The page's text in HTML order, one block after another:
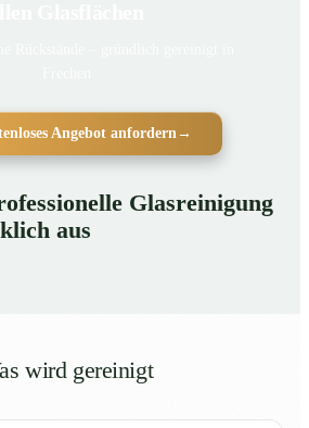
Angebot anfordern→
Glasreinigung
aus
wird gereinigt